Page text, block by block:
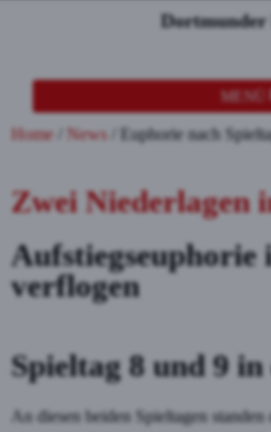
Dortmunder
MENÜ
Home News Euphorie nach
Zwei Niederlagen
Aufstiegseuphorie
verflogen
Spieltag 8 und 9
An diesen beiden Spieltagen